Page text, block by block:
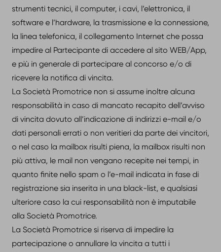
strumenti tecnici, il computer, i cavi, l’elettronica, il
software e l’hardware, la trasmissione e la connessione,
la linea telefonica, il collegamento Internet che possa
impedire al Partecipante di accedere al sito WEB/App,
e più in generale di partecipare al concorso e/o di
ricevere la notifica di vincita.
La Società Promotrice non si assume inoltre alcuna
responsabilità in caso di mancato recapito dell’avviso
di vincita dovuto all’indicazione di indirizzi e-mail e/o
dati personali errati o non veritieri da parte dei vincitori,
o nel caso la mailbox risulti piena, la mailbox risulti non
più attiva, le mail non vengano recepite nei tempi, in
quanto finite nello spam o l’e-mail indicata in fase di
registrazione sia inserita in una black-list, e qualsiasi
ulteriore caso la cui responsabilità non è imputabile
alla Società Promotrice.
La Società Promotrice si riserva di impedire la
partecipazione o annullare la vincita a tutti i